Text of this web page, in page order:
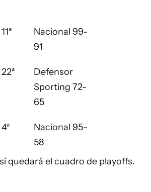
11ª
Nacional 99-
91
22ª
Defensor
Sporting 72-
65
4ª
Nacional 95-
58
quedará el cuadro de playoffs.